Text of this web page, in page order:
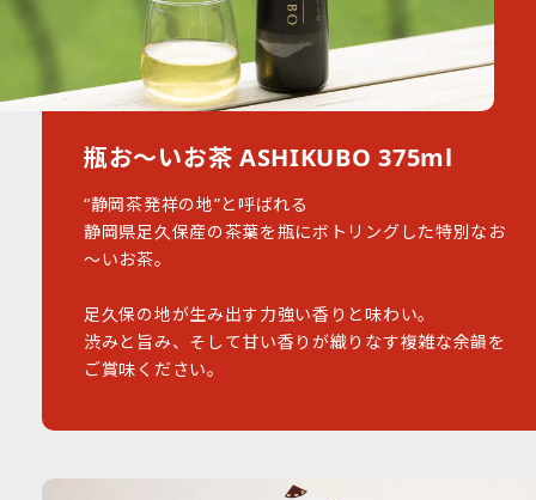
瓶お～いお茶 ASHIKUBO 375ml
“静岡茶発祥の地”と呼ばれる
静岡県足久保産の茶葉を瓶にボトリングした特別なお
～いお茶。
足久保の地が生み出す力強い香りと味わい。
渋みと旨み、そして甘い香りが織りなす複雑な余韻を
ご賞味ください。